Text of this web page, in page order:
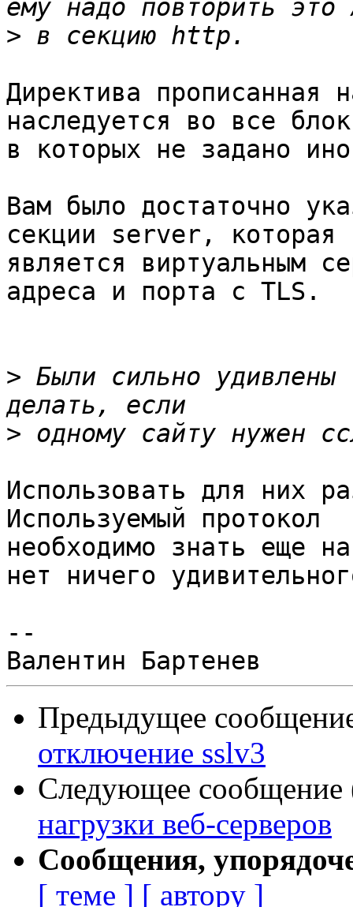
>
Директива
наследуется во все
в которых не задано
Вам было достаточно
секции server, которая
является виртуальным
адреса и порта с TLS.
> Были сильно
>
Использовать для них
Используемый протокол
необходимо знать еще
нет ничего
--
Предыдущее
отключение sslv3
Следующее сообщение
нагрузки веб-серверов
Сообщения,
[ теме ] [ автору ]